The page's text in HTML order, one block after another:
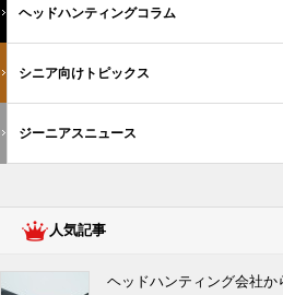
ヘッドハンティングコラム
シニア向けトピックス
ジーニアスニュース
人気記事
ヘッドハンティング会社か